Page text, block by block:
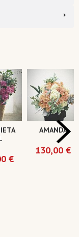
€
AMANDA
130,00 €